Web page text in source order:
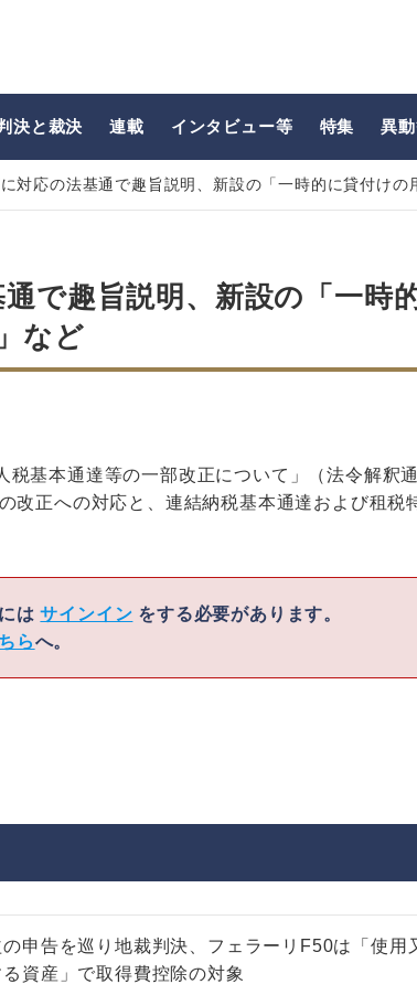
決と裁決 連載 インタビュー等 特集 異
対応の法基通で趣旨説明、新設の「一時的に貸付けの
で趣旨説明、新設の「一時
など
基本通達等の一部改正について」（法令解釈
改正への対応と、連結納税基本通達および租税
はサインイン をする必要があります。
らへ。
申告を巡り地裁判決、フェラーリF50は「使用
資産」で取得費控除の対象